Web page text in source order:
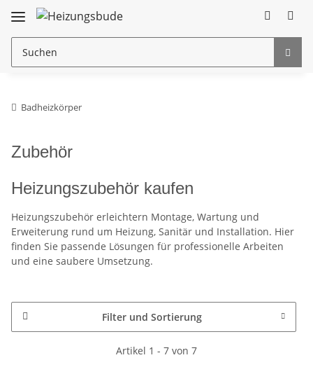
Badheizkörper
Zubehör
Heizungszubehör kaufen
Heizungszubehör erleichtern Montage, Wartung und
Erweiterung rund um Heizung, Sanitär und Installation. Hier
finden Sie passende Lösungen für professionelle Arbeiten
und eine saubere Umsetzung.
Filter und Sortierung
Artikel 1 - 7 von 7